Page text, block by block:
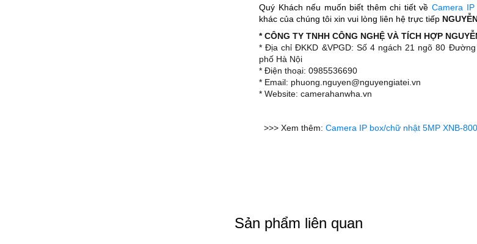
Quý Khách nếu muốn biết thêm chi tiết về Camera
khác của chúng tôi xin vui lòng liên hệ trực tiếp
* CÔNG TY TNHH CÔNG NGHỆ VÀ TÍCH HỢP
* Địa chỉ ĐKKD &VPGD: Số 4 ngách 21 ngõ 80
phố Hà Nội
* Điện thoại: 0985536690
* Email: phuong.nguyen@nguyengiatei.vn
* Website: camerahanwha.vn
>>> Xem thêm: Camera IP box/chữ nhật 5MP XNB-
Sản phẩm liên quan